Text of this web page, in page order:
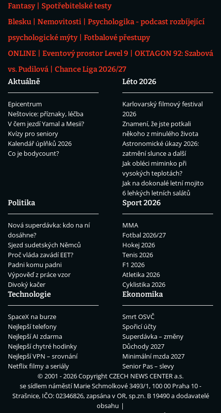
Fantasy
Spotřebitelské testy
Blesku
Nemovitosti
Psychologika - podcast rozbíjející
psychologické mýty
Fotbalové přestupy
ONLINE
Eventový prostor Level 9
OKTAGON 92: Szabová
vs. Pudilová
Chance Liga 2026/27
Aktuálně
Epicentrum
Neštovice: příznaky, léčba
V čem jezdí Yamal a Mesii?
Kvízy pro seniory
Kalendář úplňků 2026
Co je bodycount?
Léto 2026
Karlovarský filmový festival
2026
Znamení, že jste potkali
někoho z minulého života
Astronomické úkazy 2026:
zatmění slunce a další
Jak obléci miminko při
vysokých teplotách?
Jak na dokonalé letní mojito
6 lehkých letních salátů
Politika
Nová superdávka: kdo na ní
dosáhne?
Sjezd sudetských Němců
Proč vláda zavádí EET?
Padni komu padni
Výpověď z práce vzor
Divoký kačer
Sport 2026
MMA
Fotbal 2026/27
Hokej 2026
Tenis 2026
F1 2026
Atletika 2026
Cyklistika 2026
Technologie
SpaceX na burze
Nejlepší telefony
Nejlepší AI zdarma
Nejlepší chytré hodinky
Nejlepší VPN – srovnání
Netflix filmy a seriály
Ekonomika
Smrt OSVČ
Spořicí účty
Superdávka – změny
Důchody 2027
Minimální mzda 2027
Senior Pas – slevy
© 2001 - 2026 CopyrightCZECH NEWS CENTER a.s.
se sídlem náměstí Marie Schmolkové 3493/1, 100 00 Praha 10 -
Strašnice, IČO: 02346826, zapsána v OR, sp.zn. B 19490 a dodavatelé
obsahu